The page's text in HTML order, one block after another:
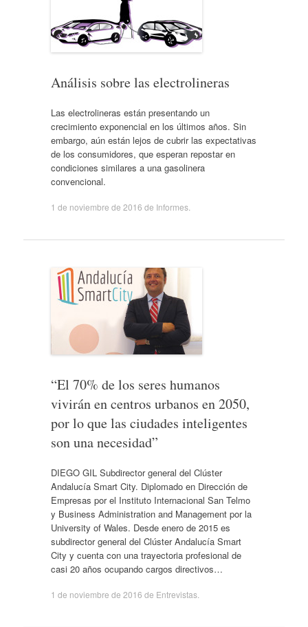
Análisis sobre las electrolineras
Las electrolineras están presentando un
crecimiento exponencial en los últimos años. Sin
embargo, aún están lejos de cubrir las expectativas
de los consumidores, que esperan repostar en
condiciones similares a una gasolinera
convencional.
1 de noviembre de 2016 de Informes.
“El 70% de los seres humanos
vivirán en centros urbanos en 2050,
por lo que las ciudades inteligentes
son una necesidad”
DIEGO GIL Subdirector general del Clúster
Andalucía Smart City. Diplomado en Dirección de
Empresas por el Instituto Internacional San Telmo
y Business Administration and Management por la
University of Wales. Desde enero de 2015 es
subdirector general del Clúster Andalucía Smart
City y cuenta con una trayectoria profesional de
casi 20 años ocupando cargos directivos…
1 de noviembre de 2016 de Entrevistas.